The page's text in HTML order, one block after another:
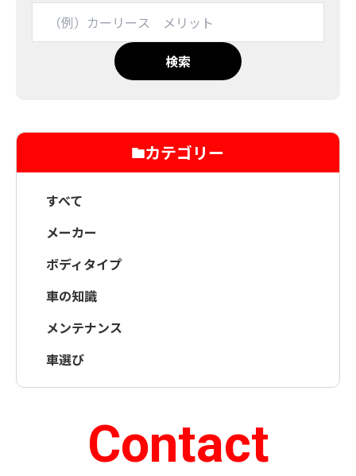
検索
カテゴリー
すべて
メーカー
ボディタイプ
車の知識
メンテナンス
車選び
Contact